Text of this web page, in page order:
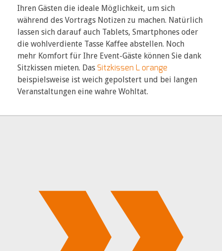
Ihren Gästen die ideale Möglichkeit, um sich
während des Vortrags Notizen zu machen. Natürlich
lassen sich darauf auch Tablets, Smartphones oder
die wohlverdiente Tasse Kaffee abstellen. Noch
mehr Komfort für Ihre Event-Gäste können Sie dank
Sitzkissen mieten. Das Sitzkissen L orange
beispielsweise ist weich gepolstert und bei langen
Veranstaltungen eine wahre Wohltat.